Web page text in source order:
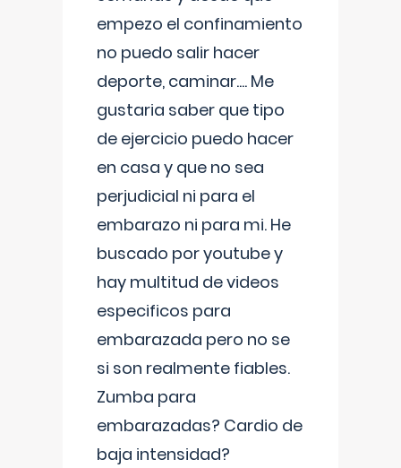
empezo el confinamiento
no puedo salir hacer
deporte, caminar.... Me
gustaria saber que tipo
de ejercicio puedo hacer
en casa y que no sea
perjudicial ni para el
embarazo ni para mi. He
buscado por youtube y
hay multitud de videos
especificos para
embarazada pero no se
si son realmente fiables.
Zumba para
embarazadas? Cardio de
baja intensidad?